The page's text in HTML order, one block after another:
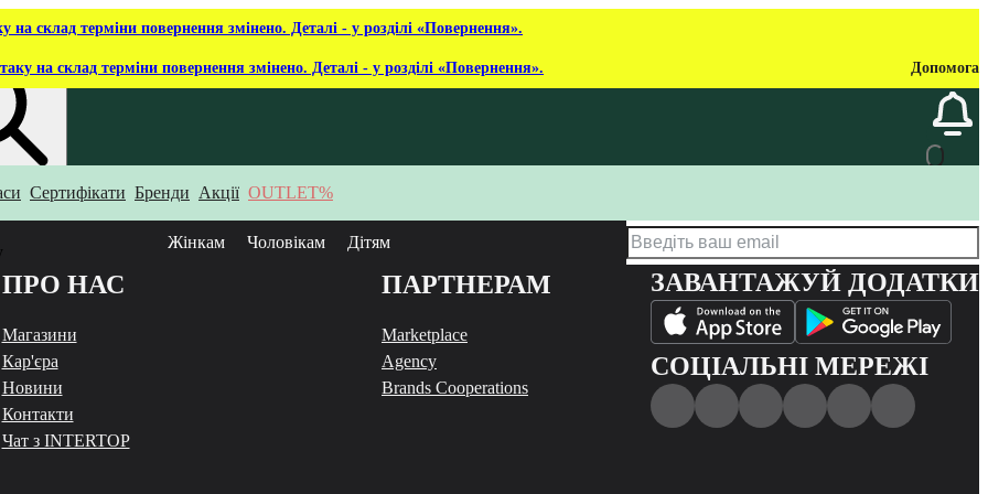
на склад терміни повернення змінено. Деталі - у розділі «Повернення».
на склад терміни повернення змінено. Деталі - у розділі «Повернення». Допомога
Сертифікати Бренди Акції OUTLET%
Жінкам Чоловікам Дітям
ПРО НАС
Магазини
Кар'єра
Новини
Контакти
Чат з INTERTOP
ПАРТНЕРАМ
Marketplace
Agency
Brands Cooperations
ЗАВАНТАЖУЙ ДОДАТКИ
СОЦІАЛЬНІ МЕРЕЖІ